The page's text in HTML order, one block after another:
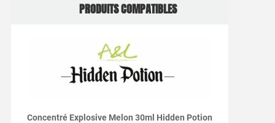
PRODUITS COMPATIBLES
Concentré Explosive Melon 30ml Hidden Potion